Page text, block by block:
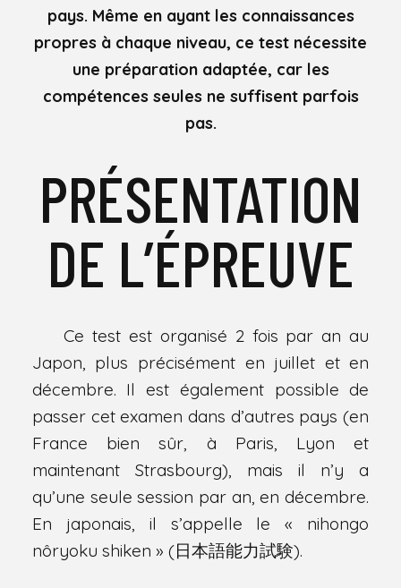
pays. Même en ayant les connaissances
propres à chaque niveau, ce test nécessite
une préparation adaptée, car les
compétences seules ne suffisent parfois
pas.
PRÉSENTATION
DE L’ÉPREUVE
Ce test est organisé 2 fois par an au
Japon, plus précisément en juillet et en
décembre. Il est également possible de
passer cet examen dans d’autres pays (en
France bien sûr, à Paris, Lyon et
maintenant Strasbourg), mais il n’y a
qu’une seule session par an, en décembre.
En japonais, il s’appelle le « nihongo
nôryoku shiken » (日本語能力試験).